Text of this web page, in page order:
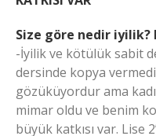
Size göre nedir
-İyilik ve kötülük sabit
dersinde kopya
gözüküyordur ama
mimar oldu ve benim
büyük katkısı var. Lise